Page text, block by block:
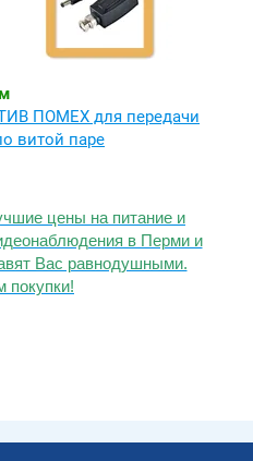
ПОМЕХ для передачи
витой паре
цены на питание и
в Перми и
Вас равнодушными.
покупки!